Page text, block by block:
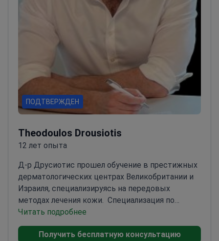
ПОДТВЕРЖДЕН
Theodoulos Drousiotis
12 лет опыта
Д-р Друсиотис прошел обучение в престижных
дерматологических центрах Великобритании и
Израиля, специализируясь на передовых
методах лечения кожи. Специализация по
дерматологии в Медицинском центре Шиба и
Институте Святого ИоаннаОпыт работы в
клиниках по лечению рака кожи и проведении
Читать подробнее
Получить бесплатную консультацию